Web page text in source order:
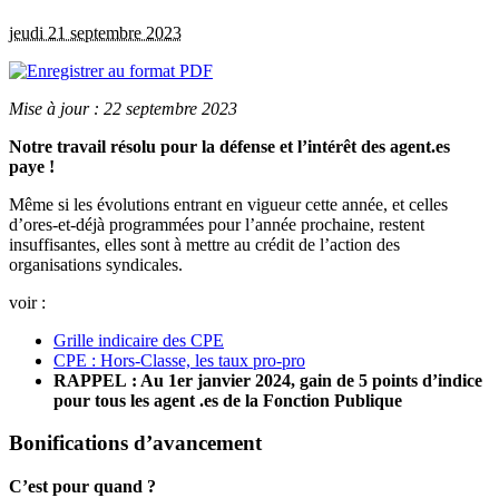
jeudi 21 septembre 2023
Mise à jour : 22 septembre 2023
Notre travail résolu pour la défense et l’intérêt des agent.es
paye !
Même si les évolutions entrant en vigueur cette année, et celles
d’ores-et-déjà programmées pour l’année prochaine, restent
insuffisantes, elles sont à mettre au crédit de l’action des
organisations syndicales.
voir :
Grille indicaire des CPE
CPE : Hors-Classe, les taux pro-pro
RAPPEL : Au 1er janvier 2024, gain de 5 points d’indice
pour tous les agent .es de la Fonction Publique
Bonifications d’avancement
C’est pour quand ?